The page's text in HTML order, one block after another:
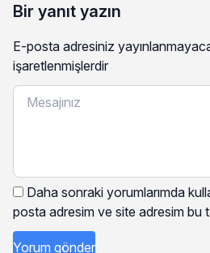
Bir yanıt yazın
E-posta adresiniz
işaretlenmişlerdir
Daha sonraki yorumlarımda
posta adresim ve site adresim bu